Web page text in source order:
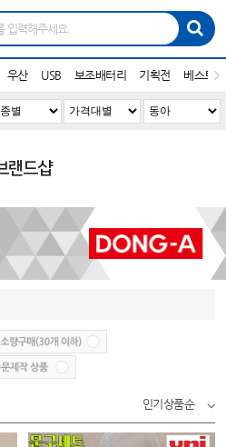
우산 USB 보조배터리 기획전 베스트
랜드샵
인기상품순